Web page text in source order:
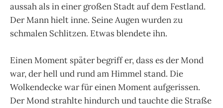
aussah als in einer großen Stadt auf dem Festland.
Der Mann hielt inne. Seine Augen wurden zu
schmalen Schlitzen. Etwas blendete ihn.
Einen Moment später begriff er, dass es der Mond
war, der hell und rund am Himmel stand. Die
Wolkendecke war für einen Moment aufgerissen.
Der Mond strahlte hindurch und tauchte die Straße